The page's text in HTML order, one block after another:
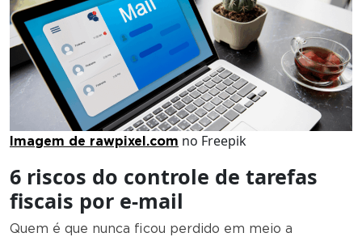
Imagem de rawpixel.com no Freepik
6 riscos do controle de tarefas
fiscais por e-mail
Quem é que nunca ficou perdido em meio a